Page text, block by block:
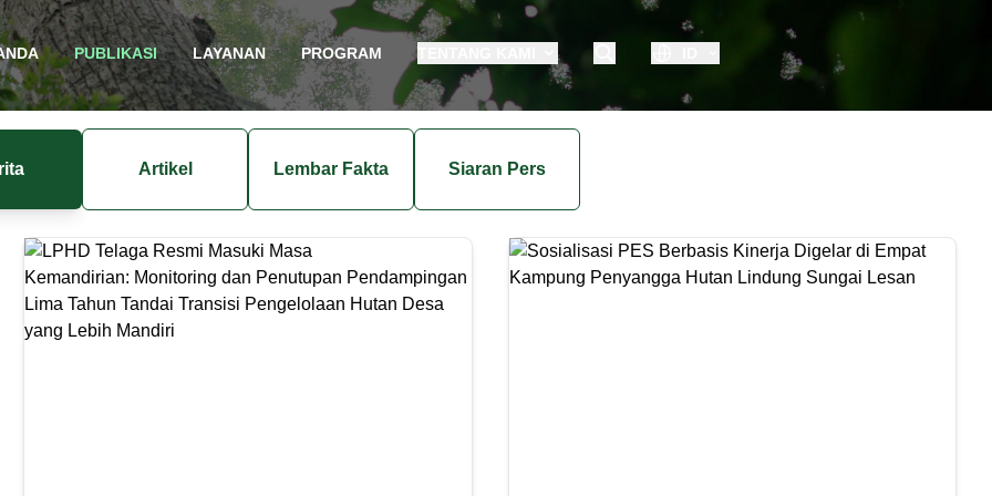
PUBLIKASI LAYANAN PROGRAM TENTANG KAMI
Artikel Lembar Fakta Siaran Pers